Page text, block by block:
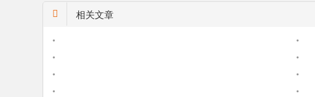
相关文章
•
•
•
•
•
•
•
•